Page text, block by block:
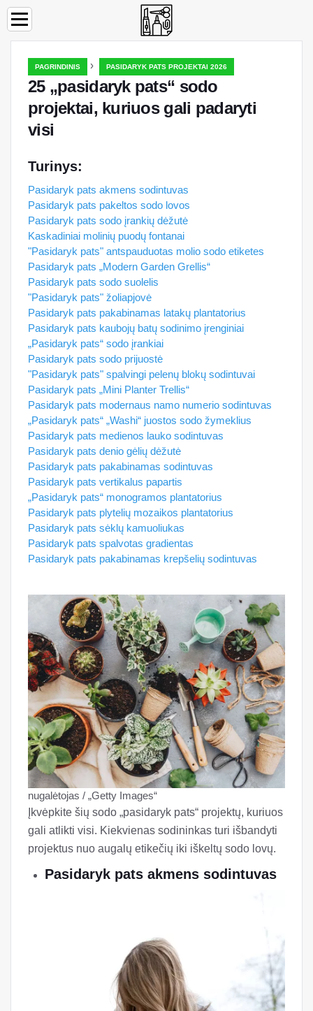
PAGRINDINIS › PASIDARYK PATS PROJEKTAI 2026
25 „pasidaryk pats“ sodo
projektai, kuriuos gali padaryti
visi
Turinys:
Pasidaryk pats akmens sodintuvas
Pasidaryk pats pakeltos sodo lovos
Pasidaryk pats sodo įrankių dėžutė
Kaskadiniai molinių puodų fontanai
"Pasidaryk pats" antspauduotas molio sodo etiketes
Pasidaryk pats „Modern Garden Grellis“
Pasidaryk pats sodo suolelis
"Pasidaryk pats" žoliapjovė
Pasidaryk pats pakabinamas latakų plantatorius
Pasidaryk pats kaubojų batų sodinimo įrenginiai
„Pasidaryk pats“ sodo įrankiai
Pasidaryk pats sodo prijuostė
"Pasidaryk pats" spalvingi pelenų blokų sodintuvai
Pasidaryk pats „Mini Planter Trellis“
Pasidaryk pats modernaus namo numerio sodintuvas
„Pasidaryk pats“ „Washi“ juostos sodo žymeklius
Pasidaryk pats medienos lauko sodintuvas
Pasidaryk pats denio gėlių dėžutė
Pasidaryk pats pakabinamas sodintuvas
Pasidaryk pats vertikalus papartis
„Pasidaryk pats“ monogramos plantatorius
Pasidaryk pats plytelių mozaikos plantatorius
Pasidaryk pats sėklų kamuoliukas
Pasidaryk pats spalvotas gradientas
Pasidaryk pats pakabinamas krepšelių sodintuvas
nugalėtojas / „Getty Images“
Įkvėpkite šių sodo „pasidaryk pats“ projektų, kuriuos
gali atlikti visi. Kiekvienas sodininkas turi išbandyti
projektus nuo augalų etikečių iki iškeltų sodo lovų.
Pasidaryk pats akmens sodintuvas